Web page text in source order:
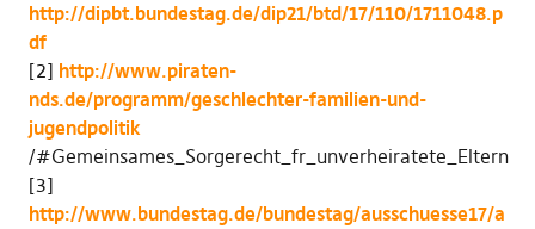
http://dipbt.bundestag.de/dip21/btd/17/110/1711048.p
df
[2] http://www.piraten-
nds.de/programm/geschlechter-familien-und-
jugendpolitik
/#Gemeinsames_Sorgerecht_fr_unverheiratete_Eltern
[3]
http://www.bundestag.de/bundestag/ausschuesse17/a